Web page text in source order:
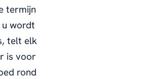
termijn
wordt
telt elk
is voor
rond